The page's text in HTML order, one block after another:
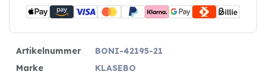
Artikelnummer
BONI-42195-21
Marke
KLASEBO